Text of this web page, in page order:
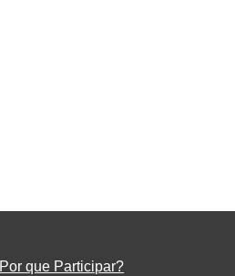
Por que Participar?